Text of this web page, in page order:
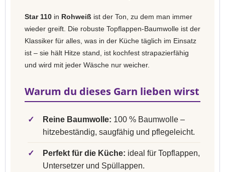
Star 110 in Rohweiß ist der Ton, zu dem man immer
wieder greift. Die robuste Topflappen-Baumwolle ist der
Klassiker für alles, was in der Küche täglich im Einsatz
ist – sie hält Hitze stand, ist kochfest strapazierfähig
und wird mit jeder Wäsche nur weicher.
Warum du dieses Garn lieben wirst
✓ Reine Baumwolle: 100 % Baumwolle –
hitzebeständig, saugfähig und pflegeleicht.
✓ Perfekt für die Küche: ideal für Topflappen,
Untersetzer und Spüllappen.